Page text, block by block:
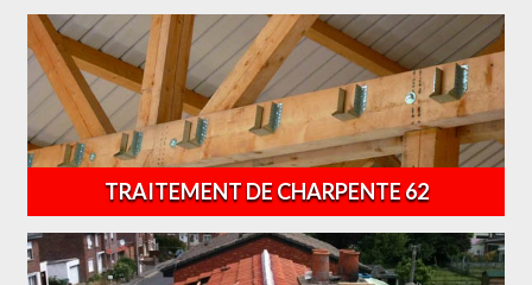
TRAITEMENT DE CHARPENTE 62